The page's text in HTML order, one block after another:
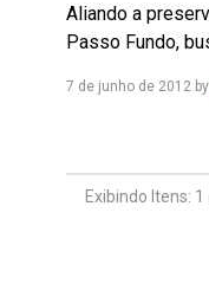
Aliando a
Passo Fundo,
7 de junho de 2012 by
Exibindo Itens: 1